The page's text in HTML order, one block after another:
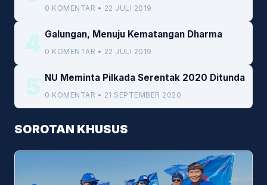
Kemenkeu
0 KOMENTAR • 22 JULI 2019
4 Galungan, Menuju Kematangan Dharma
0 KOMENTAR • 22 JULI 2019
5 NU Meminta Pilkada Serentak 2020 Ditunda
0 KOMENTAR • 21 SEPTEMBER 2020
SOROTAN KHUSUS